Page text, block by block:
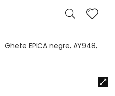
Ghete EPICA negre, AY948,